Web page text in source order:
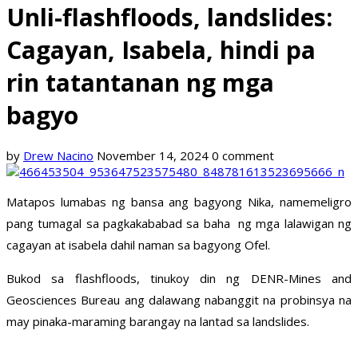
Unli-flashfloods, landslides:
Cagayan, Isabela, hindi pa
rin tatantanan ng mga
bagyo
by Drew Nacino November 14, 2024 0 comment
Matapos lumabas ng bansa ang bagyong Nika, namemeligro
pang tumagal sa pagkakababad sa baha ng mga lalawigan ng
cagayan at isabela dahil naman sa bagyong Ofel.
Bukod sa flashfloods, tinukoy din ng DENR-Mines and
Geosciences Bureau ang dalawang nabanggit na probinsya na
may pinaka-maraming barangay na lantad sa landslides.